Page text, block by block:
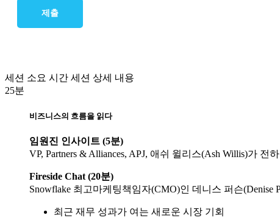
제출
세션 소요 시간 세션 상세 내용
25분
비즈니스의 흐름을 읽다
임원진 인사이트 (5분)
VP, Partners & Alliances, APJ, 애쉬 윌리스(Ash Willis)가
Fireside Chat (20분)
Snowflake 최고마케팅책임자(CMO)인 데니스 퍼슨
최근 재무 성과가 여는 새로운 시장 기회